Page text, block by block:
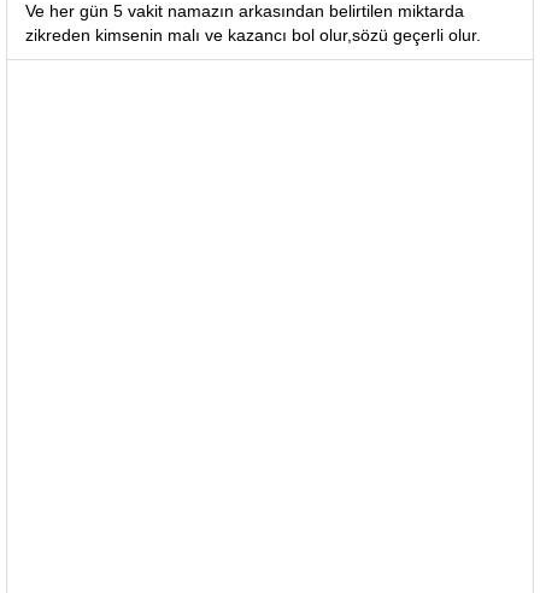
Ve her gün 5 vakit namazın arkasından belirtilen miktarda
zikreden kimsenin malı ve kazancı bol olur,sözü geçerli olur.